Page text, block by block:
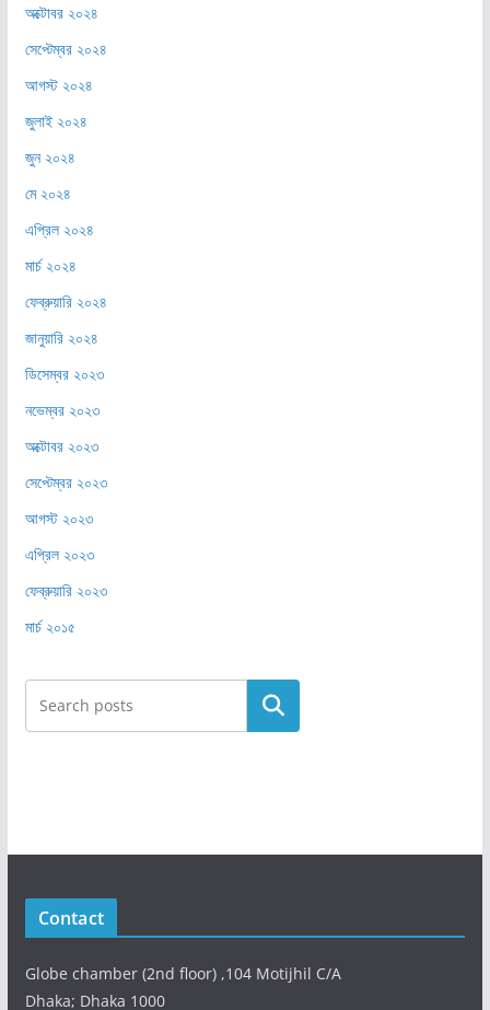
অক্টোবর ২০২৪
সেপ্টেম্বর ২০২৪
আগস্ট ২০২৪
জুলাই ২০২৪
জুন ২০২৪
মে ২০২৪
এপ্রিল ২০২৪
মার্চ ২০২৪
ফেব্রুয়ারি ২০২৪
জানুয়ারি ২০২৪
ডিসেম্বর ২০২৩
নভেম্বর ২০২৩
অক্টোবর ২০২৩
সেপ্টেম্বর ২০২৩
আগস্ট ২০২৩
এপ্রিল ২০২৩
ফেব্রুয়ারি ২০২৩
মার্চ ২০১৫
Search
Contact
Globe chamber (2nd floor) ,104 Motijhil C/A
Dhaka; Dhaka 1000